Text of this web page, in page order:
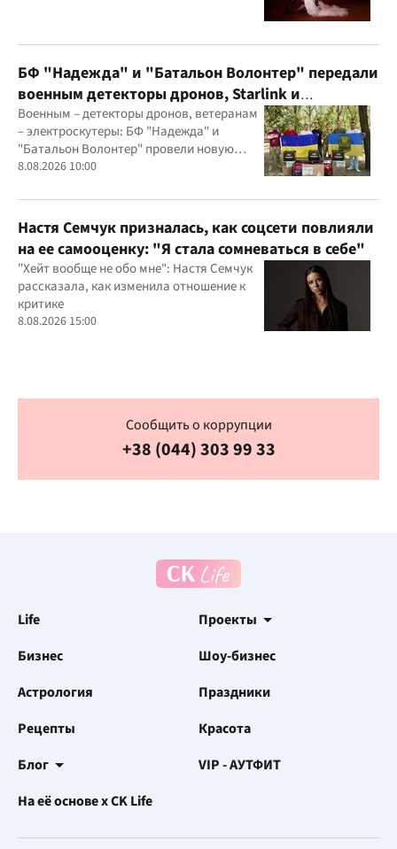
БФ "Надежда" и "Батальон Волонтер" передали
военным детекторы дронов, Starlink и
генераторы
Военным – детекторы дронов, ветеранам
– электроскутеры: БФ "Надежда" и
"Батальон Волонтер" провели новую
миссию
8.08.2026 10:00
Настя Семчук призналась, как соцсети повлияли
на ее самооценку: "Я стала сомневаться в себе"
"Хейт вообще не обо мне": Настя Семчук
рассказала, как изменила отношение к
критике
8.08.2026 15:00
Сообщить о коррупции
+38 (044) 303 99 33
Life
Проекты
Бизнес
Шоу-бизнес
Астрология
Праздники
Рецепты
Красота
Блог
VIP - АУТФИТ
На её основе x CK Life